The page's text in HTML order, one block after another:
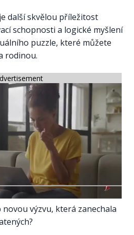
další skvělou příležitost
schopnosti a logické myšlení
puzzle, které můžete
rodinou.
výzvu, která zanechala